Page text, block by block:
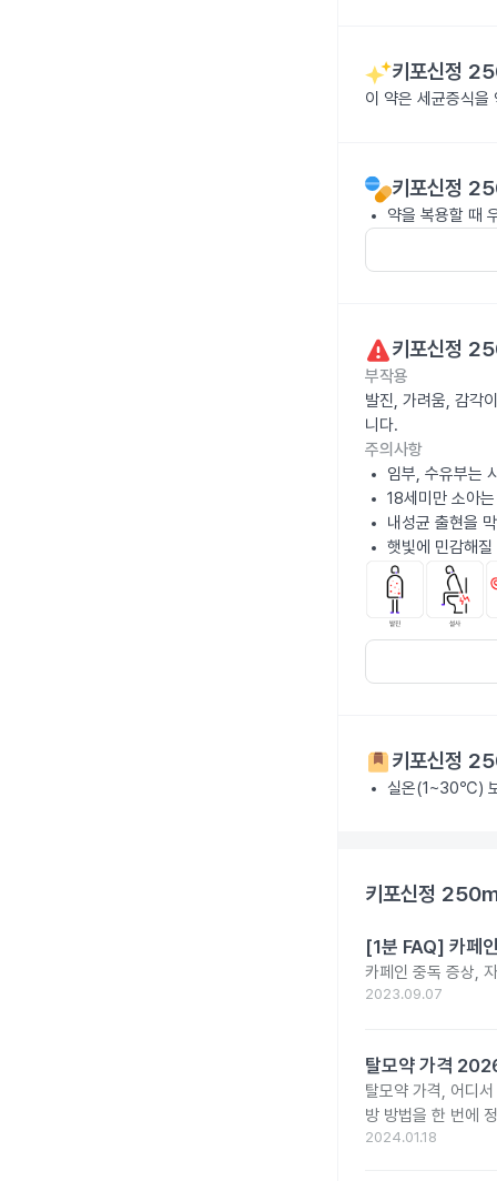
키포신정
이 약은 세균증식을
키포신정
약을 복용할 때
키포신정
부작용
발진, 가려움, 감각
니다.
주의사항
임부, 수유부는
18세미만 소아
내성균 출현을
햇빛에 민감해
키포신정
실온(1~30℃)
키포신정
[1분 FAQ] 카페
카페인 중독 증상,
2023.09.07
탈모약 가격
탈모약 가격, 어디
방 방법을 한 번에
2024.01.18